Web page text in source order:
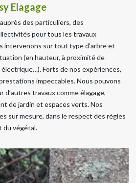
Elagage
des particuliers, des
pour tous les travaux
intervenons sur tout type d’arbre et
(en hauteur, à proximité de
Forts de nos expériences,
impeccables. Nous pouvons
travaux comme élagage,
de jardin et espaces verts. Nos
sur mesure, dans le respect des règles
du végétal.